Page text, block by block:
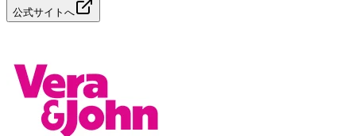
公式サイトへ